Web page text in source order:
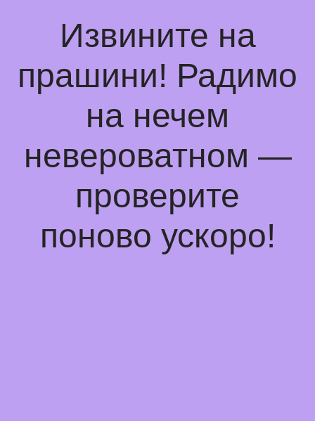
Извините на
прашини! Радимо
на нечем
невероватном —
проверите
поново ускоро!